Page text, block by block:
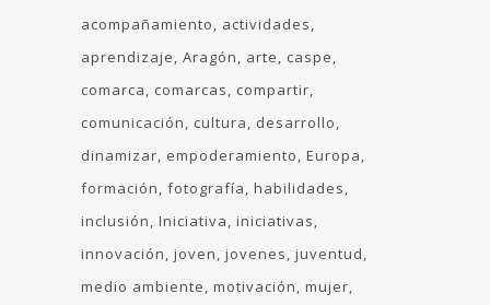
acompañamiento
actividades
aprendizaje Aragón arte
caspe
comarca
comarcas
compartir
comunicación
cultura
desarrollo
dinamizar empoderamiento Europa
formación fotografía habilidades
inclusión Iniciativa iniciativas
innovación joven jovenes juventud
medio ambiente motivación mujer